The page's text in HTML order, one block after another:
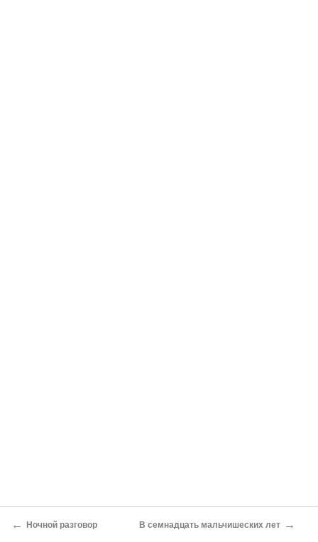
← Ночной разговор В семнадцать мальчишеских лет →